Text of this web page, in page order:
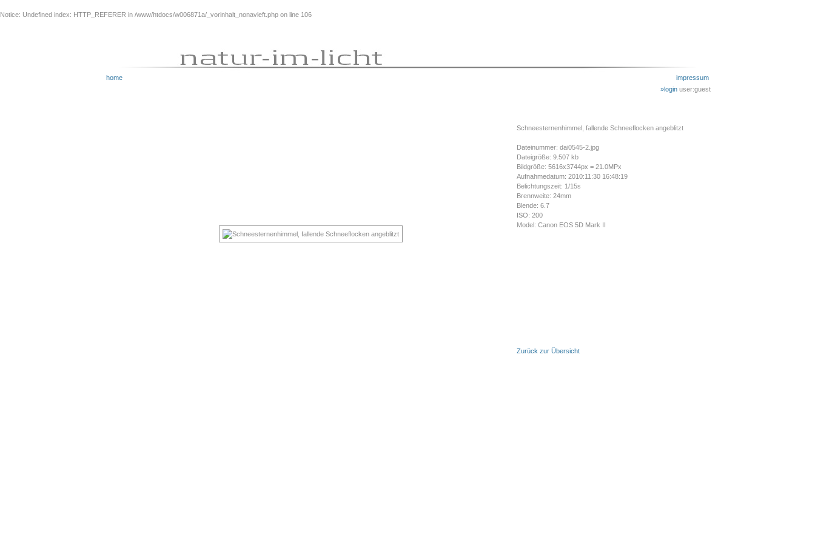
Notice: Undefined index: HTTP_REFERER in /www/htdocs/w006871a/_vorinhalt_nonavleft.php on line 106
home
impressum
»login user:guest
Schneesternenhimmel, fallende Schneeflocken angeblitzt
Dateinummer: dai0545-2.jpg
Dateigröße: 9.507 kb
Bildgröße: 5616x3744px = 21.0MPx
Aufnahmedatum: 2010:11:30 16:48:19
Belichtungszeit: 1/15s
Brennweite: 24mm
Blende: 6.7
ISO: 200
Model: Canon EOS 5D Mark II
Zurück zur Übersicht